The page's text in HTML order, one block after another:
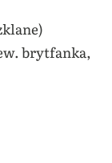
brytfanka,